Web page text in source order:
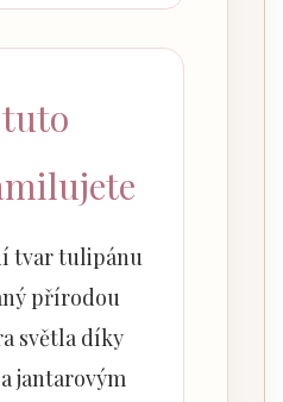
tvar tulipánu
přírodou
světla díky
jantarovým